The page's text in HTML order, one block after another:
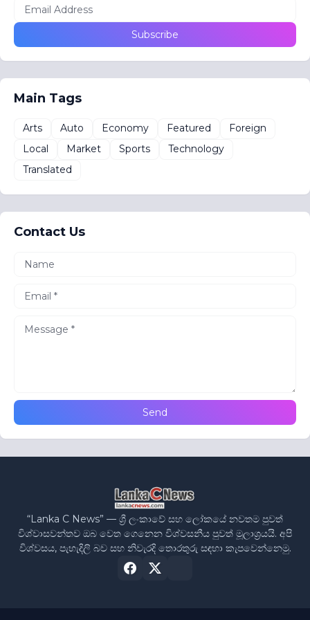
Main Tags
Arts Auto Economy Featured
Foreign
Local
Market Sports
Technology
Translated
Contact Us
“Lanka C News” — ශ්‍රී ලංකාවේ සහ ලෝකයේ නවතම පුවත්
විශ්වාසවන්තව ඔබ වෙත ගෙනෙන විශ්වසනීය පුවත් මූලාශ්‍රයයි. අපි
විශ්වසය, පැහැදිලි බව සහ නිවැරදි තොරතුරු සඳහා කැපවෙන්නෙමු.